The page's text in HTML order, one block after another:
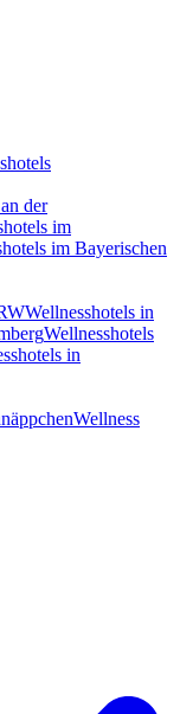
der
im
im Bayerischen
Wellnesshotels in
Wellnesshotels
in
Wellness